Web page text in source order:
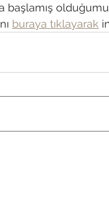
başlamış
buraya tıklayarak